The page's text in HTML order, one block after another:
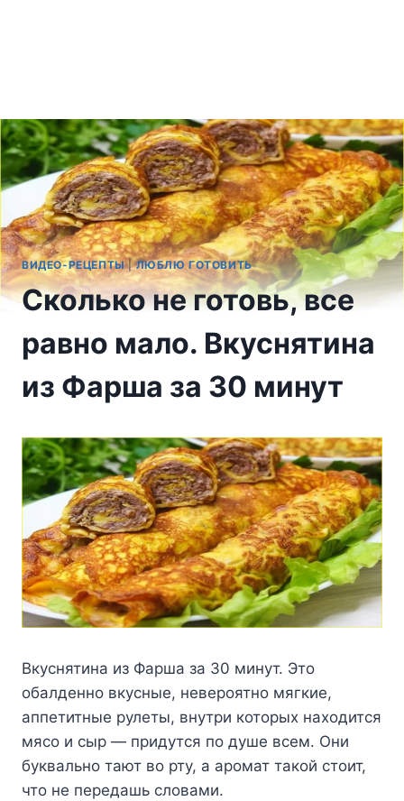
ВИДЕО-РЕЦЕПТЫ|ЛЮБЛЮ ГОТОВИТЬ
Сколько не готовь, все
равно мало. Вкуснятина
из Фарша за 30 минут
Вкуснятина из Фарша за 30 минут. Это
обалденно вкусные, невероятно мягкие,
аппетитные рулеты, внутри которых находится
мясо и сыр — придутся по душе всем. Они
буквально тают во рту, а аромат такой стоит,
что не передашь словами.